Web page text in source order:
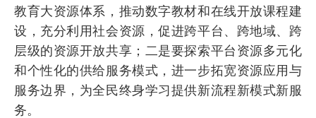
教育大资源体系，推动数字教材和在线开放课程建
设，充分利用社会资源，促进跨平台、跨地域、跨
层级的资源开放共享；二是要探索平台资源多元化
和个性化的供给服务模式，进一步拓宽资源应用与
服务边界，为全民终身学习提供新流程新模式新服
务。